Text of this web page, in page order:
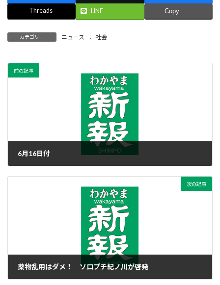
Threads LINE Copy
カテゴリー ニュース 、 社会
前の記事
6月16日付
次の記事
薬物乱用はダメ！ ソロプチ紀ノ川が啓発